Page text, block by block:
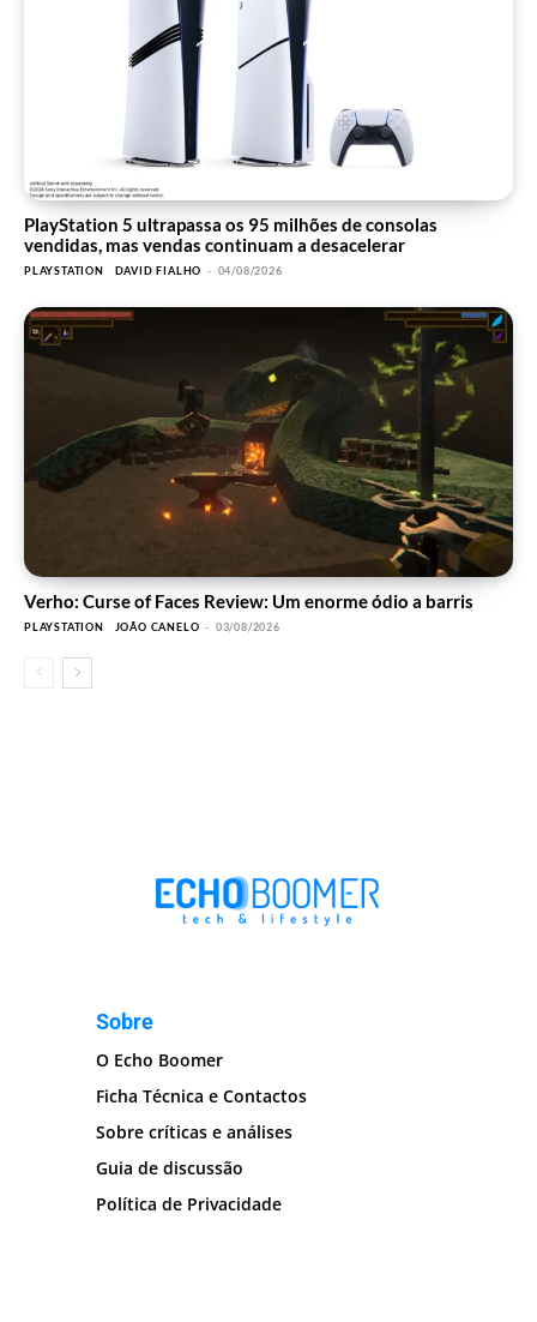
PlayStation 5 ultrapassa os 95 milhões de consolas
vendidas, mas vendas continuam a desacelerar
PLAYSTATION DAVID FIALHO - 04/08/2026
Verho: Curse of Faces Review: Um enorme ódio a barris
PLAYSTATION JOÃO CANELO - 03/08/2026
Sobre
O Echo Boomer
Ficha Técnica e Contactos
Sobre críticas e análises
Guia de discussão
Política de Privacidade